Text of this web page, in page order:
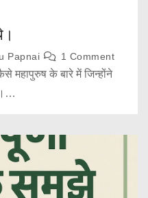
Papnai 1 Comment
महापुरुष के बारे में जिन्होंने